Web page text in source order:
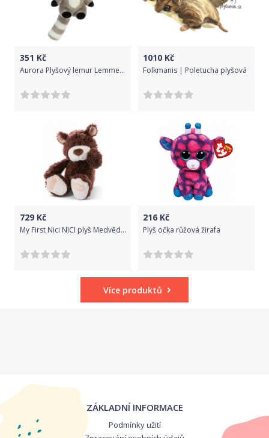
351 Kč
Aurora Plyšový lemur Lemmee Baby - YooHoo (20 cm)
1010 Kč
Folkmanis | Poletucha plyšová
729 Kč
My First Nici NICI plyš Medvěd hnědý, 35 cm (eco-green)
216 Kč
Plyš očka růžová žirafa
Více produktů
ZÁKLADNÍ INFORMACE
Podmínky užití